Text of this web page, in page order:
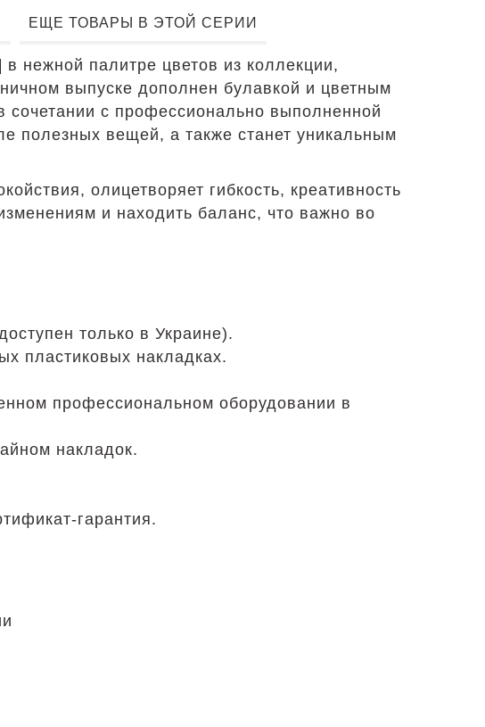
ЕЩЕ ТОВАРЫ В ЭТОЙ СЕРИИ
в нежной палитре цветов из коллекции,
выпуске дополнен булавкой и цветным
с профессионально выполненной
полезных вещей, а также станет уникальным
олицетворяет гибкость, креативность
и находить баланс, что важно во
только в Украине).
пластиковых накладках.
профессиональном оборудовании в
накладок.
гарантия.